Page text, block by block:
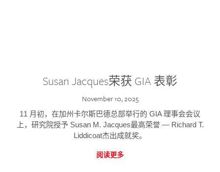
Susan Jacques荣获 GIA 表彰
November 10, 2025
11 月初，在加州卡尔斯巴德总部举行的 GIA 理事会会议
上，研究院授予 Susan M. Jacques最高荣誉 — Richard T.
Liddicoat杰出成就奖。
阅读更多